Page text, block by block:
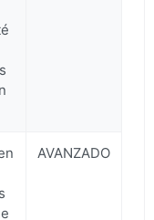
AVANZADO